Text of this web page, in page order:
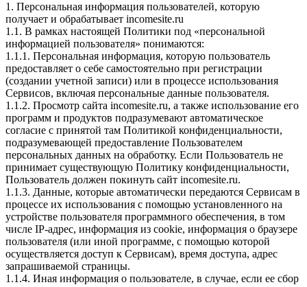
1. Персональная информация пользователей, которую
получает и обрабатывает incomesite.ru
1.1. В рамках настоящей Политики под «персональной
информацией пользователя» понимаются:
1.1.1. Персональная информация, которую пользователь
предоставляет о себе самостоятельно при регистрации
(создании учетной записи) или в процессе использования
Сервисов, включая персональные данные пользователя.
1.1.2. Просмотр сайта incomesite.ru, а также использование его
программ и продуктов подразумевают автоматическое
согласие с принятой там Политикой конфиденциальности,
подразумевающей предоставление Пользователем
персональных данных на обработку. Если Пользователь не
принимает существующую Политику конфиденциальности,
Пользователь должен покинуть сайт incomesite.ru.
1.1.3. Данные, которые автоматически передаются Сервисам в
процессе их использования с помощью установленного на
устройстве пользователя программного обеспечения, в том
числе IP-адрес, информация из cookie, информация о браузере
пользователя (или иной программе, с помощью которой
осуществляется доступ к Сервисам), время доступа, адрес
запрашиваемой страницы.
1.1.4. Иная информация о пользователе, в случае, если ее сбор